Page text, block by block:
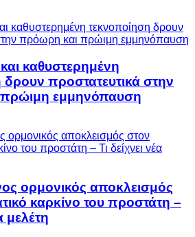
καθυστερημένη
δρουν προστατευτικά στην
εμμηνόπαυση
ορμονικός αποκλεισμός
καρκίνο του προστάτη –
μελέτη